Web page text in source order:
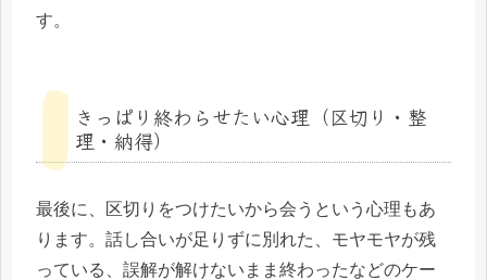
す。
きっぱり終わらせたい心理（区切り・整
理・納得）
最後に、区切りをつけたいから会うという心理もあ
ります。話し合いが足りずに別れた、モヤモヤが残
っている、誤解が解けないまま終わったなどのケー